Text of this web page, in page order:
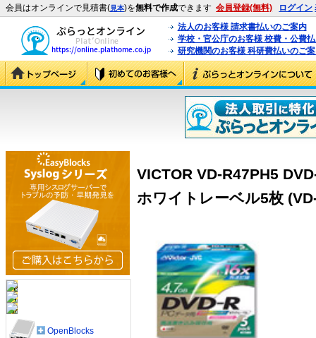
会員はオンラインで見積書(見本)を無料で作成できます 会員登録(無料) ログイン
法人のお客様 請求書払いのご案内
学校・官公庁のお客様 校費・公費
研究機関のお客様 科研費払いのご
VICTOR VD-R47PH5
ホワイトレーベル5枚
OpenBlocks